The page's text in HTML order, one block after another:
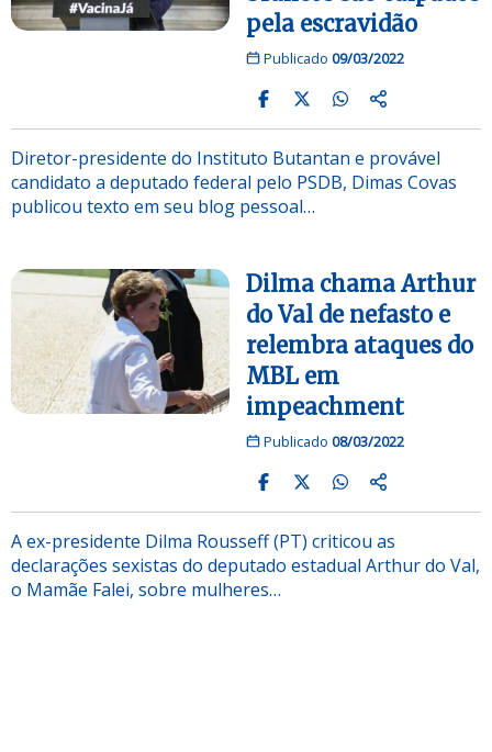
pela escravidão
Publicado 09/03/2022
Diretor-presidente do Instituto Butantan e provável
candidato a deputado federal pelo PSDB, Dimas Covas
publicou texto em seu blog pessoal…
Dilma chama Arthur
do Val de nefasto e
relembra ataques do
MBL em
impeachment
Publicado 08/03/2022
A ex-presidente Dilma Rousseff (PT) criticou as
declarações sexistas do deputado estadual Arthur do Val,
o Mamãe Falei, sobre mulheres…